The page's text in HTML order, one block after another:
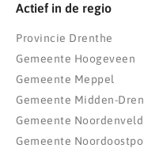
Actief in de regio
Provincie Drenthe
Gemeente Hoogeveen
Gemeente Meppel
Gemeente Midden-
Gemeente Noordenveld
Gemeente